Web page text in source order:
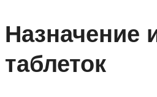
Назначение
таблеток